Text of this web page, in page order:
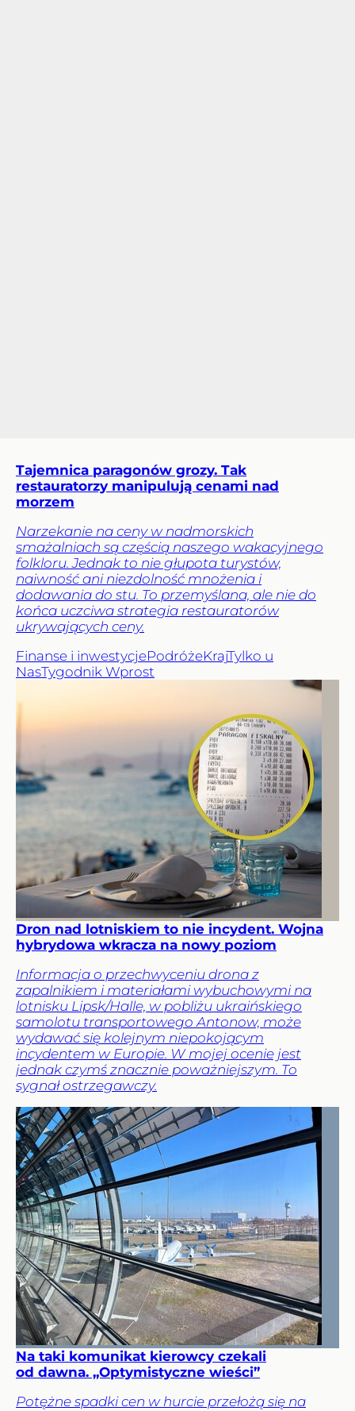
Tajemnica paragonów grozy. Tak
restauratorzy manipulują cenami nad
morzem
Narzekanie na ceny w nadmorskich
smażalniach są częścią naszego wakacyjnego
folkloru. Jednak to nie głupota turystów,
naiwność ani niezdolność mnożenia i
dodawania do stu. To przemyślana, ale nie do
końca uczciwa strategia restauratorów
ukrywających ceny.
Finanse i inwestycjePodróżeKrajTylko u
NasTygodnik Wprost
Dron nad lotniskiem to nie incydent. Wojna
hybrydowa wkracza na nowy poziom
Informacja o przechwyceniu drona z
zapalnikiem i materiałami wybuchowymi na
lotnisku Lipsk/Halle, w pobliżu ukraińskiego
samolotu transportowego Antonow, może
wydawać się kolejnym niepokojącym
incydentem w Europie. W mojej ocenie jest
jednak czymś znacznie poważniejszym. To
sygnał ostrzegawczy.
Na taki komunikat kierowcy czekali
od dawna. „Optymistyczne wieści”
Potężne spadki cen w hurcie przełożą się na